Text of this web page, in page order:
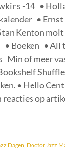
-14 •
•
Kenton
• Boeken • All
Min of meer
• Hello
reacties op
Dagen, Doctor Jazz